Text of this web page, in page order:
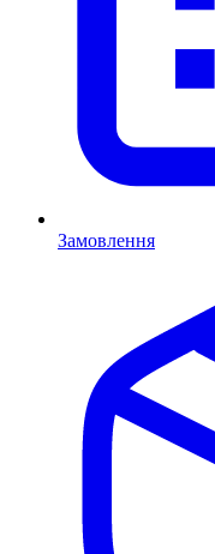
Замовлення